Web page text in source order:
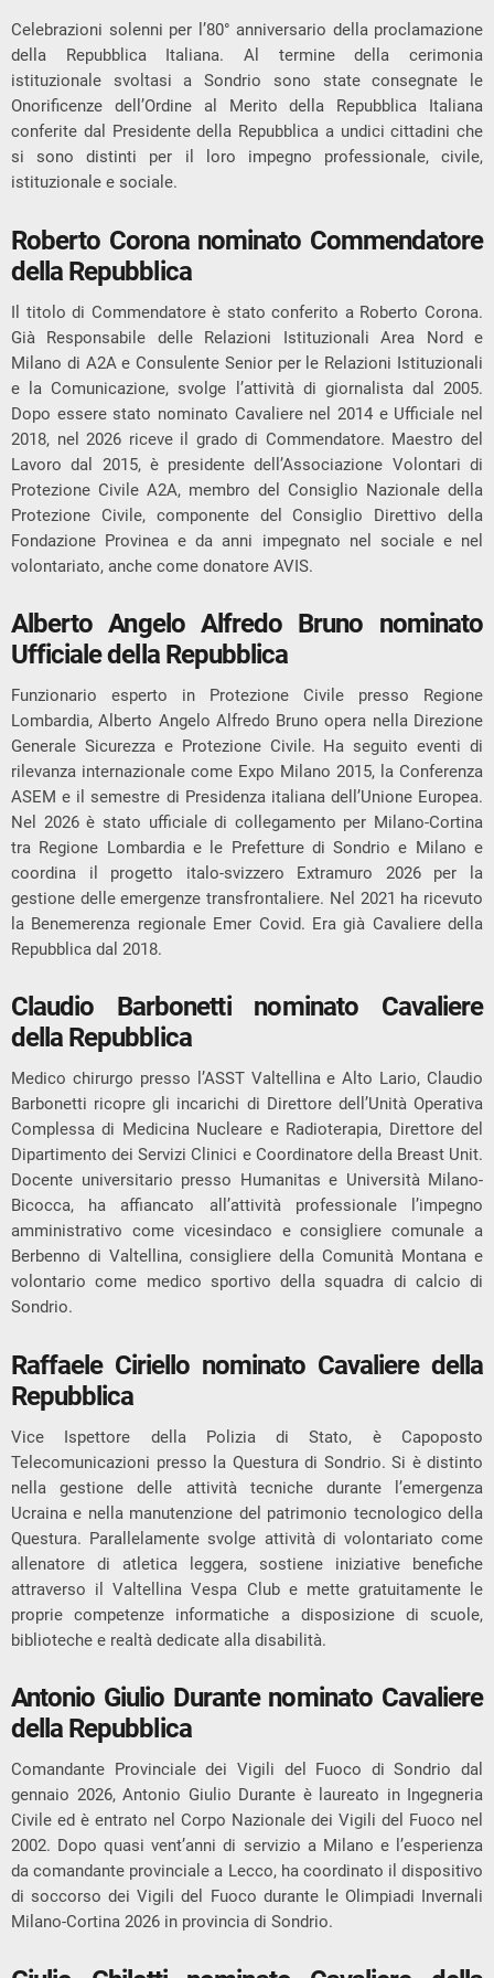
Celebrazioni solenni per l’80° anniversario della proclamazione
della Repubblica Italiana. Al termine della cerimonia
istituzionale svoltasi a Sondrio sono state consegnate le
Onorificenze dell’Ordine al Merito della Repubblica Italiana
conferite dal Presidente della Repubblica a undici cittadini che
si sono distinti per il loro impegno professionale, civile,
istituzionale e sociale.
Roberto Corona nominato Commendatore
della Repubblica
Il titolo di Commendatore è stato conferito a Roberto Corona.
Già Responsabile delle Relazioni Istituzionali Area Nord e
Milano di A2A e Consulente Senior per le Relazioni Istituzionali
e la Comunicazione, svolge l’attività di giornalista dal 2005.
Dopo essere stato nominato Cavaliere nel 2014 e Ufficiale nel
2018, nel 2026 riceve il grado di Commendatore. Maestro del
Lavoro dal 2015, è presidente dell’Associazione Volontari di
Protezione Civile A2A, membro del Consiglio Nazionale della
Protezione Civile, componente del Consiglio Direttivo della
Fondazione Provinea e da anni impegnato nel sociale e nel
volontariato, anche come donatore AVIS.
Alberto Angelo Alfredo Bruno nominato
Ufficiale della Repubblica
Funzionario esperto in Protezione Civile presso Regione
Lombardia, Alberto Angelo Alfredo Bruno opera nella Direzione
Generale Sicurezza e Protezione Civile. Ha seguito eventi di
rilevanza internazionale come Expo Milano 2015, la Conferenza
ASEM e il semestre di Presidenza italiana dell’Unione Europea.
Nel 2026 è stato ufficiale di collegamento per Milano-Cortina
tra Regione Lombardia e le Prefetture di Sondrio e Milano e
coordina il progetto italo-svizzero Extramuro 2026 per la
gestione delle emergenze transfrontaliere. Nel 2021 ha ricevuto
la Benemerenza regionale Emer Covid. Era già Cavaliere della
Repubblica dal 2018.
Claudio Barbonetti nominato Cavaliere
della Repubblica
Medico chirurgo presso l’ASST Valtellina e Alto Lario, Claudio
Barbonetti ricopre gli incarichi di Direttore dell’Unità Operativa
Complessa di Medicina Nucleare e Radioterapia, Direttore del
Dipartimento dei Servizi Clinici e Coordinatore della Breast Unit.
Docente universitario presso Humanitas e Università Milano-
Bicocca, ha affiancato all’attività professionale l’impegno
amministrativo come vicesindaco e consigliere comunale a
Berbenno di Valtellina, consigliere della Comunità Montana e
volontario come medico sportivo della squadra di calcio di
Sondrio.
Raffaele Ciriello nominato Cavaliere della
Repubblica
Vice Ispettore della Polizia di Stato, è Capoposto
Telecomunicazioni presso la Questura di Sondrio. Si è distinto
nella gestione delle attività tecniche durante l’emergenza
Ucraina e nella manutenzione del patrimonio tecnologico della
Questura. Parallelamente svolge attività di volontariato come
allenatore di atletica leggera, sostiene iniziative benefiche
attraverso il Valtellina Vespa Club e mette gratuitamente le
proprie competenze informatiche a disposizione di scuole,
biblioteche e realtà dedicate alla disabilità.
Antonio Giulio Durante nominato Cavaliere
della Repubblica
Comandante Provinciale dei Vigili del Fuoco di Sondrio dal
gennaio 2026, Antonio Giulio Durante è laureato in Ingegneria
Civile ed è entrato nel Corpo Nazionale dei Vigili del Fuoco nel
2002. Dopo quasi vent’anni di servizio a Milano e l’esperienza
da comandante provinciale a Lecco, ha coordinato il dispositivo
di soccorso dei Vigili del Fuoco durante le Olimpiadi Invernali
Milano-Cortina 2026 in provincia di Sondrio.